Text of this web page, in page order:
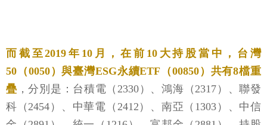
而截至2019年10月，在前10大持股當中，台灣
50（0050）與臺灣ESG永續ETF（00850）共有8檔重
疊 ，分別是：台積電（2330）、鴻海（2317）、聯發
科（2454）、中華電（2412）、南亞（1303）、中信